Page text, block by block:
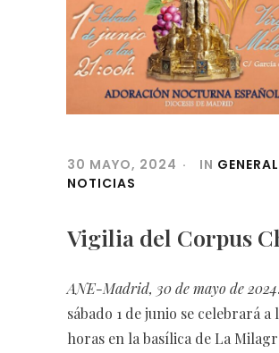
30 MAYO, 2024 IN GENERAL
NOTICIAS
Vigilia del Corpus
ANE-Madrid, 30 de mayo de 2024
sábado 1 de junio se celebrará a
horas en la basílica de La